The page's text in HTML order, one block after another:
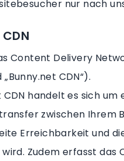
nur nach
Content Delivery
CDN“).
CDN handelt es sich
zwischen Ihrem
Erreichbarkeit und
Zudem erfasst das